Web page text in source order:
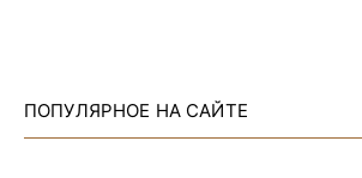
ПОПУЛЯРНОЕ НА САЙТЕ